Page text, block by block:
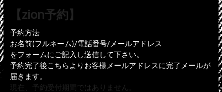
【zion予約】
予約方法
お名前(フルネーム)/電話番号/メールアドレス
をフォームにご記入し送信して下さい。
予約完了後こちらよりお客様メールアドレスに完了メールが
届きます。
現在、予約受付期間ではありません。